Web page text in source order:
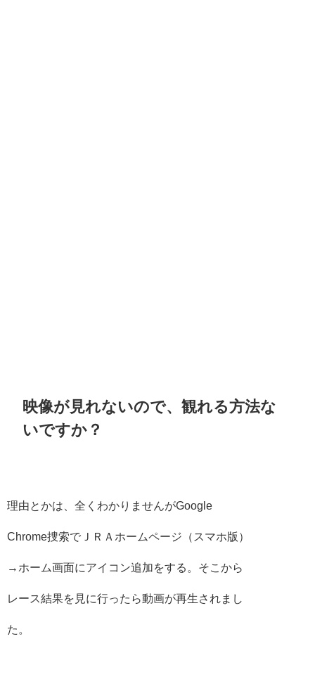
映像が見れないので、観れる方法な
いですか？
理由とかは、全くわかりませんがGoogle
Chrome捜索でＪＲＡホームページ（スマホ版）
→ホーム画面にアイコン追加をする。そこから
レース結果を見に行ったら動画が再生されまし
た。